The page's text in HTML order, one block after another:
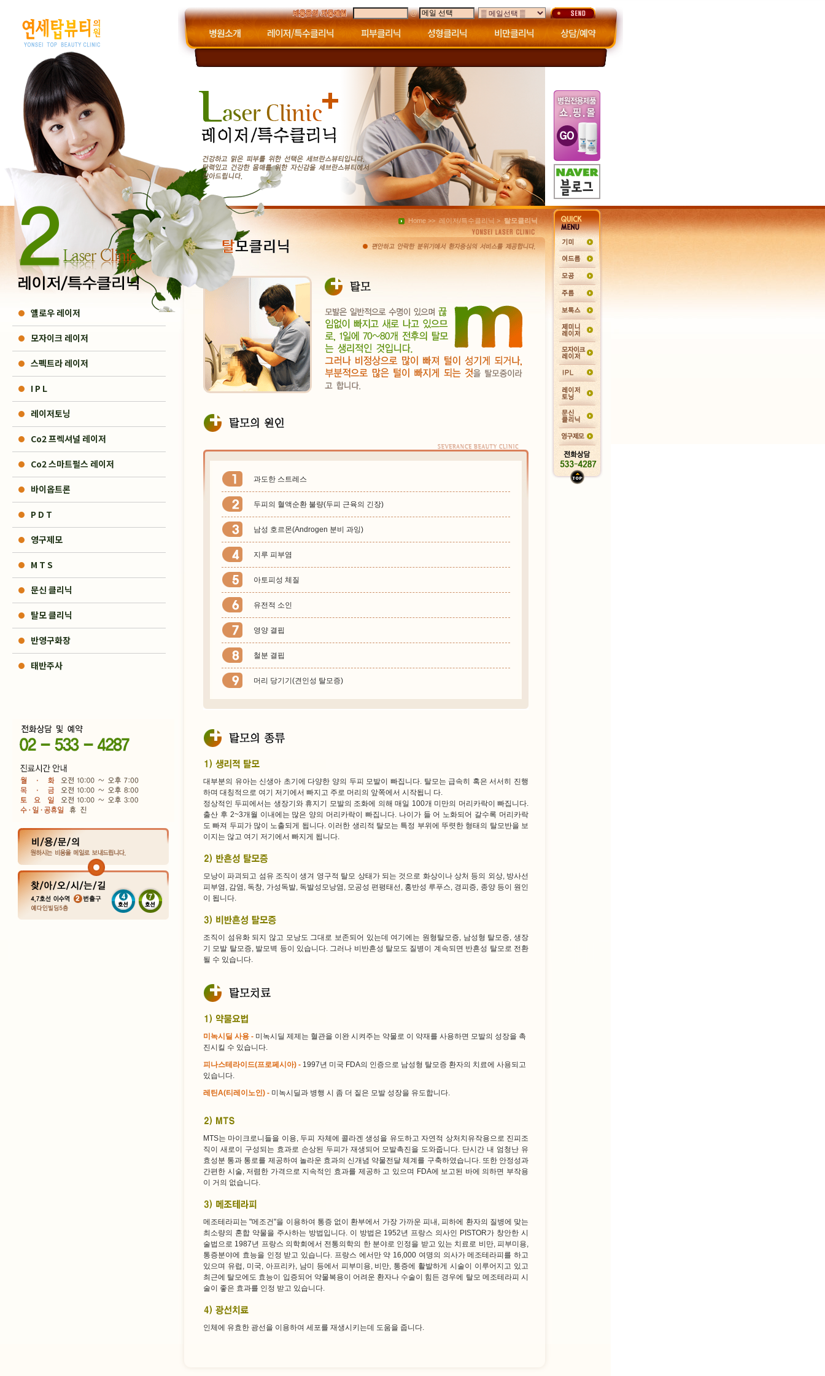
병원소개 레이저/특수클리닉 피부클리닉 성형클리닉 비만클리닉 상담/예약
옐로우
레이저토닝 CO2 L 바이옵트론 PDT 영구제모 반영구화장 태반주사
기미
주근깨/잡티 점/검버섯 모공 여드름 주름/탄력 홍조/모세혈관확장
보톡스 필러
메조테라피 HPL(지방용해술) 클라투 냉각지방분해술
카복시테라피
의료상담
비용문의 공지사항 진료예약
@
옐로우 레이저
모자이크 레이저
스펙트라 레이저
I P L
레이저토닝
Co2 프렉셔널 레이저
Co2 스마트펄스 레이저
바이옵트론
P D T
영구제모
M T S
문신 클리닉
탈모 클리닉
반영구화장
태반주사
Home >> 레이저/특수클리닉 > 탈모클리닉
과도한 스트레스
두피의 혈액순환 불량(두피 근육의 긴장)
남성 호르몬(Androgen 분비 과잉)
지루 피부염
아토피성 체질
유전적 소인
영양 결핍
철분 결핍
머리 당기기(견인성 탈모증)
대부분의 유아는 신생아 초기에 다양한 양의 두피 모발이 빠집니다. 탈모는 급속히 혹은 서서히 진행
하며 대칭적으로 여기 저기에서 빠지고 주로 머리의 앞쪽에서 시작됩니 다.
정상적인 두피에서는 생장기와 휴지기 모발의 조화에 의해 매일 100개 미만의 머리카락이 빠집니다.
출산 후 2~3개월 이내에는 많은 양의 머리카락이 빠집니다. 나이가 들 어 노화되어 갈수록 머리카락
도 빠져 두피가 많이 노출되게 됩니다. 이러한 생리적 탈모는 특정 부위에 뚜렷한 형태의 탈모반을 보
이지는 않고 여기 저기에서 빠지게 됩니다.
모낭이 파괴되고 섬유 조직이 생겨 영구적 탈모 상태가 되는 것으로 화상이나 상처 등의 외상, 방사선
피부염, 감염, 독창, 가성독발, 독발성모낭염, 모공성 편평태선, 홍반성 루푸스, 경피증, 종양 등이 원인
이 됩니다.
조직이 섬유화 되지 않고 모낭도 그대로 보존되어 있는데 여기에는 원형탈모증, 남성형 탈모증, 생장
기 모발 탈모증, 발모벽 등이 있습니다. 그러나 비반흔성 탈모도 질병이 계속되면 반흔성 탈모로 전환
될 수 있습니다.
미녹시딜 사용 - 미녹시딜 제제는 혈관을 이완 시켜주는 약물로 이 약재를 사용하면 모발의 성장을 촉
진시킬 수 있습니다.
피나스테라이드(프로페시아) - 1997년 미국 FDA의 인증으로 남성형 탈모증 환자의 치료에 사용되고
있습니다.
레틴A(티레이노인) - 미녹시딜과 병행 시 좀 더 짙은 모발 성장을 유도합니다.
MTS는 마이크로니들을 이용, 두피 자체에 콜라겐 생성을 유도하고 자연적 상처치유작용으로 진피조
직이 새로이 구성되는 효과로 손상된 두피가 재생되어 모발촉진을 도와줍니다. 단시간 내 엄청난 유
효성분 통과 통로를 제공하여 놀라운 효과의 신개념 약물전달 체계를 구축하였습니다. 또한 안정성과
간편한 시술, 저렴한 가격으로 지속적인 효과를 제공하 고 있으며 FDA에 보고된 바에 의하면 부작용
이 거의 없습니다.
메조테라피는 "메조건"을 이용하여 통증 없이 환부에서 가장 가까운 피내, 피하에 환자의 질병에 맞는
최소량의 혼합 약물을 주사하는 방법입니다. 이 방법은 1952년 프랑스 의사인 PISTOR가 창안한 시
술법으로 1987년 프랑스 의학회에서 전통의학의 한 분야로 인정을 받고 있는 치료로 비만, 피부미용,
통증분야에 효능을 인정 받고 있습니다. 프랑스 에서만 약 16,000 여명의 의사가 메조테라피를 하고
있으며 유럽, 미국, 아프리카, 남미 등에서 피부미용, 비만, 통증에 활발하게 시술이 이루어지고 있고
최근에 탈모에도 효능이 입증되어 약물복용이 어려운 환자나 수술이 힘든 경우에 탈모 메조테라피 시
술이 좋은 효과를 인정 받고 있습니다.
인체에 유효한 광선을 이용하여 세포를 재생시키는데 도움을 줍니다.